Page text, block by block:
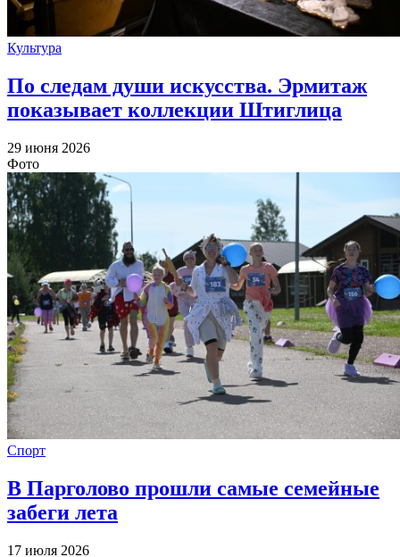
Культура
По следам души искусства. Эрмитаж
показывает коллекции Штиглица
29 июня 2026
Фото
Спорт
В Парголово прошли самые семейные
забеги лета
17 июля 2026